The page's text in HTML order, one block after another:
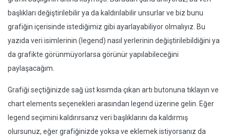
başlıkları değiştirilebilir ya da kaldırılabilir unsurlar ve biz bunu
grafiğin içerisinde istediğimiz gibi ayarlayabiliyor olmalıyız. Bu
yazıda veri isimlerinin (legend) nasıl yerlerinin değiştirilebildiğini ya
da grafikte görünmüyorlarsa görünür yapılabileceğini
paylaşacağım.
Grafiği seçtiğinizde sağ üst kısımda çıkan artı butonuna tıklayın ve
chart elements seçenekleri arasından legend üzerine gelin. Eğer
legend seçimini kaldırırsanız veri başlıklarını da kaldırmış
olursunuz, eğer grafiğinizde yoksa ve eklemek istiyorsanız da